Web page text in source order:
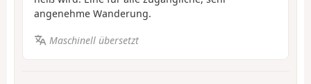
angenehme Wanderung.
Maschinell übersetzt